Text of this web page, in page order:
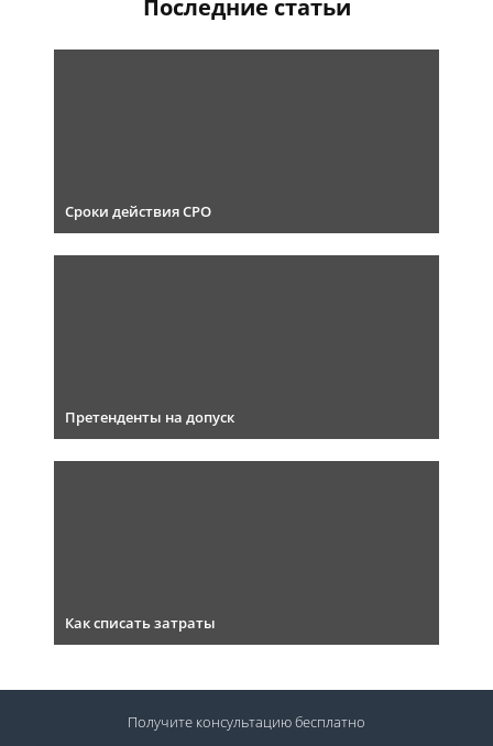
Последние статьи
Сроки действия СРО
Претенденты на допуск
Как списать затраты
Получите консультациюбесплатно